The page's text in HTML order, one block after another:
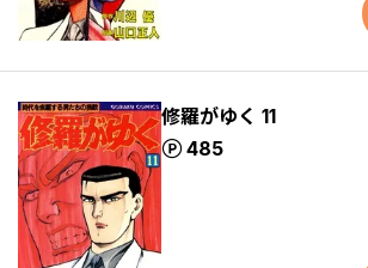
修羅がゆく 11
485
ポイント